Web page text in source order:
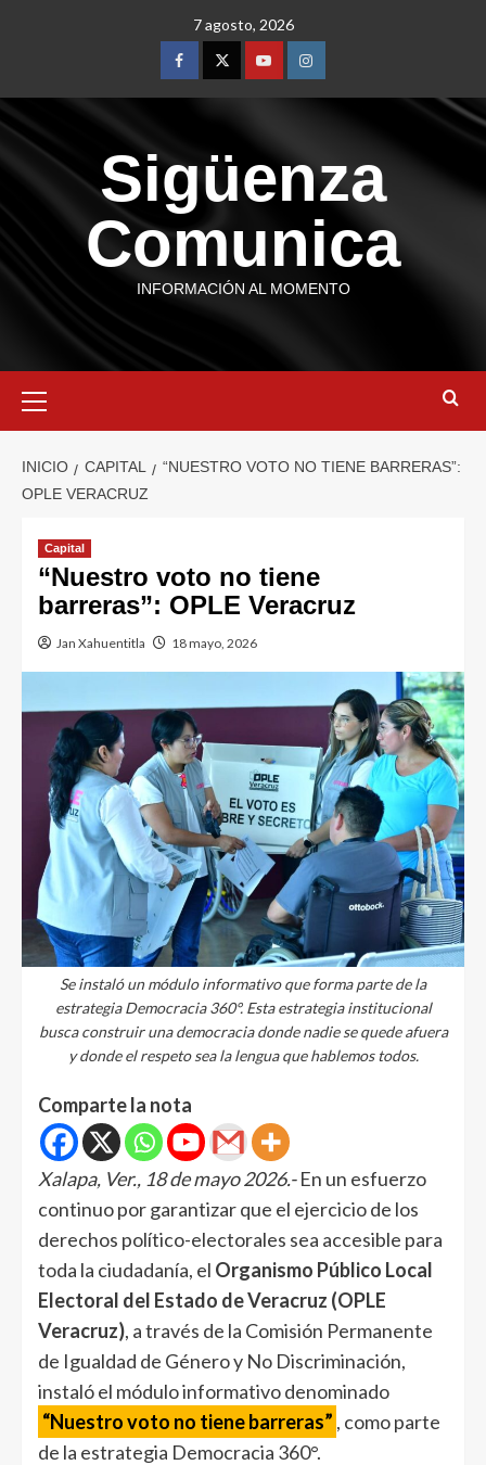
7 agosto, 2026
Sigüenza
Comunica
INFORMACIÓN AL MOMENTO
INICIO CAPITAL
“NUESTRO VOTO NO TIENE BARRERAS”:
OPLE VERACRUZ
Capital
“Nuestro voto no tiene
barreras”: OPLE Veracruz
Jan Xahuentitla 18 mayo, 2026
Se instaló un módulo informativo que forma parte de la
estrategia Democracia 360°. Esta estrategia institucional
busca construir una democracia donde nadie se quede afuera
y donde el respeto sea la lengua que hablemos todos.
Comparte la nota
Xalapa, Ver., 18 de mayo 2026.-En un esfuerzo
continuo por garantizar que el ejercicio de los
derechos político-electorales sea accesible para
toda la ciudadanía, el Organismo Público Local
Electoral del Estado de Veracruz (OPLE
Veracruz), a través de la Comisión Permanente
de Igualdad de Género y No Discriminación,
instaló el módulo informativo denominado
“Nuestro voto no tiene barreras” , como parte
de la estrategia Democracia 360°.